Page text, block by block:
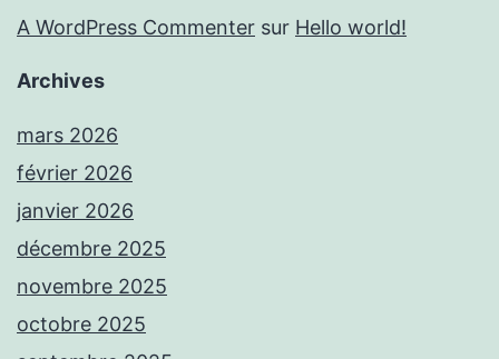
A WordPress Commenter sur Hello world!
Archives
mars 2026
février 2026
janvier 2026
décembre 2025
novembre 2025
octobre 2025